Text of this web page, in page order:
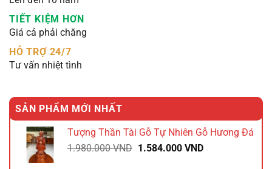
TIẾT KIỆM HƠN
Giá cả phải chăng
HỖ TRỢ 24/7
Tư vấn nhiệt tình
SẢN PHẨM MỚI NHẤT
Tượng Thần Tài Gỗ Tự Nhiên Gỗ Hương Đá
1.980.000VND Giá
1.584.000 VNDGiá